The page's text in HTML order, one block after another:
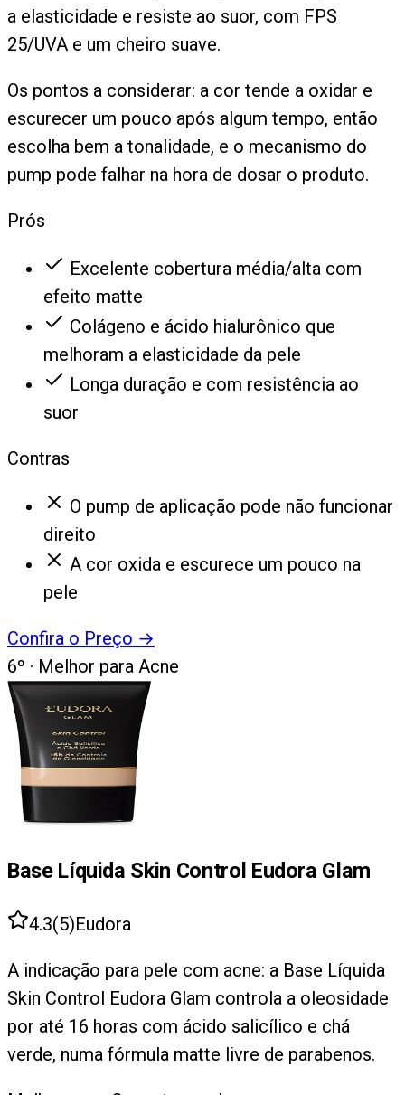
a elasticidade e resiste ao suor, com FPS
25/UVA e um cheiro suave.
Os pontos a considerar: a cor tende a oxidar e
escurecer um pouco após algum tempo, então
escolha bem a tonalidade, e o mecanismo do
pump pode falhar na hora de dosar o produto.
Prós
Excelente cobertura média/alta com
efeito matte
Colágeno e ácido hialurônico que
melhoram a elasticidade da pele
Longa duração e com resistência ao
suor
Contras
O pump de aplicação pode não funcionar
direito
A cor oxida e escurece um pouco na
pele
Confira o Preço →
6º · Melhor para Acne
Base Líquida Skin Control Eudora Glam
4.3(5)Eudora
A indicação para pele com acne: a Base Líquida
Skin Control Eudora Glam controla a oleosidade
por até 16 horas com ácido salicílico e chá
verde, numa fórmula matte livre de parabenos.